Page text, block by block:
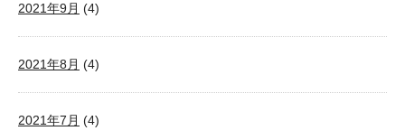
2021年9月 (4)
2021年8月 (4)
2021年7月 (4)